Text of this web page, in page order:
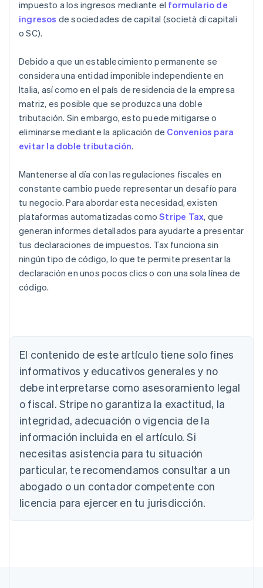
impuesto a los ingresos mediante el formulario de
ingresos de sociedades de capital (società di capitali
o SC).
Debido a que un establecimiento permanente se
considera una entidad imponible independiente en
Italia, así como en el país de residencia de la empresa
matriz, es posible que se produzca una doble
tributación. Sin embargo, esto puede mitigarse o
eliminarse mediante la aplicación de Convenios para
evitar la doble tributación.
Mantenerse al día con las regulaciones fiscales en
constante cambio puede representar un desafío para
tu negocio. Para abordar esta necesidad, existen
plataformas automatizadas comoStripe Tax, que
generan informes detallados para ayudarte a presentar
tus declaraciones de impuestos. Tax funciona sin
ningún tipo de código, lo que te permite presentar la
declaración en unos pocos clics o con una sola línea de
código.
El contenido de este artículo tiene solo fines
informativos y educativos generales y no
debe interpretarse como asesoramiento legal
o fiscal. Stripe no garantiza la exactitud, la
integridad, adecuación o vigencia de la
información incluida en el artículo. Si
necesitas asistencia para tu situación
particular, te recomendamos consultar a un
abogado o un contador competente con
licencia para ejercer en tu jurisdicción.
Alemania
Australia
English
Austria
Deutsch English
Bélgica
NederlandsFrançaisDeutschEnglish
Português English
Bulgaria
English
Canadá
EnglishFrançais